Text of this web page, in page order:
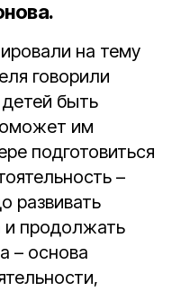
на тему
говорили
быть
им
подготовиться
–
развивать
и продолжать
– основа